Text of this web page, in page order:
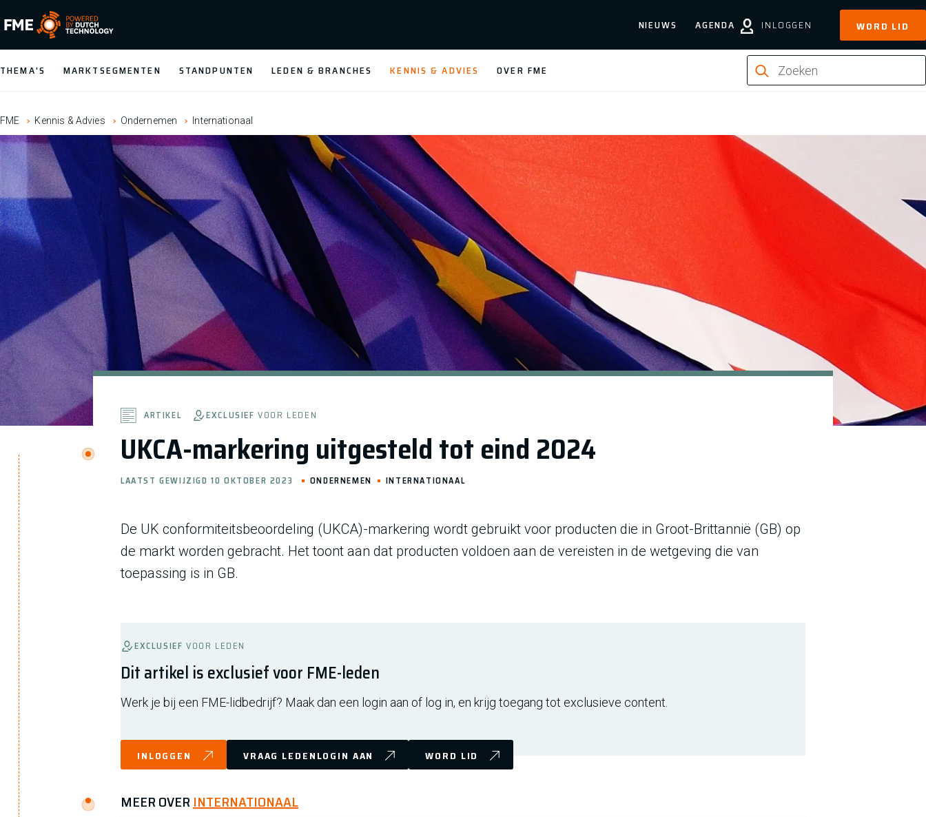
FME Logo, to the homepage
NIEUWS AGENDA INLOGGEN WORD LID
THEMA'S MARKTSEGMENTEN STANDPUNTEN LEDEN & BRANCHES KENNIS & ADVIES OVER FME
FME Kennis & Advies Ondernemen Internationaal
UKCA-markering uitgesteld tot eind 2024
ARTIKEL EXCLUSIEFVOOR LEDEN
LAATST GEWIJZIGD 10 OKTOBER 2023 ONDERNEMEN INTERNATIONAAL
De UK conformiteitsbeoordeling (UKCA)-markering wordt gebruikt voor producten die in Groot-Brittannië (GB) op
de markt worden gebracht. Het toont aan dat producten voldoen aan de vereisten in de wetgeving die van
toepassing is in GB.
EXCLUSIEF VOOR LEDEN
Dit artikel is exclusief voor FME-leden
Werk je bij een FME-lidbedrijf? Maak dan een login aan of log in, en krijg toegang tot exclusieve content.
INLOGGEN VRAAG LEDENLOGIN AAN WORD LID
MEER OVERINTERNATIONAAL